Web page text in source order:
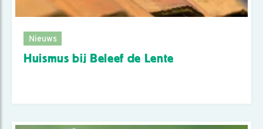
Nieuws
Huismus bij Beleef de Lente